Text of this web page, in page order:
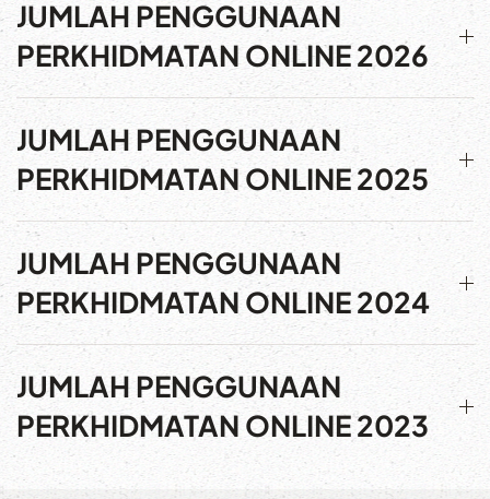
JUMLAH PENGGUNAAN
PERKHIDMATAN ONLINE 2026
JUMLAH PENGGUNAAN
PERKHIDMATAN ONLINE 2025
JUMLAH PENGGUNAAN
PERKHIDMATAN ONLINE 2024
JUMLAH PENGGUNAAN
PERKHIDMATAN ONLINE 2023